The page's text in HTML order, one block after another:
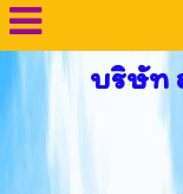
บริษัท